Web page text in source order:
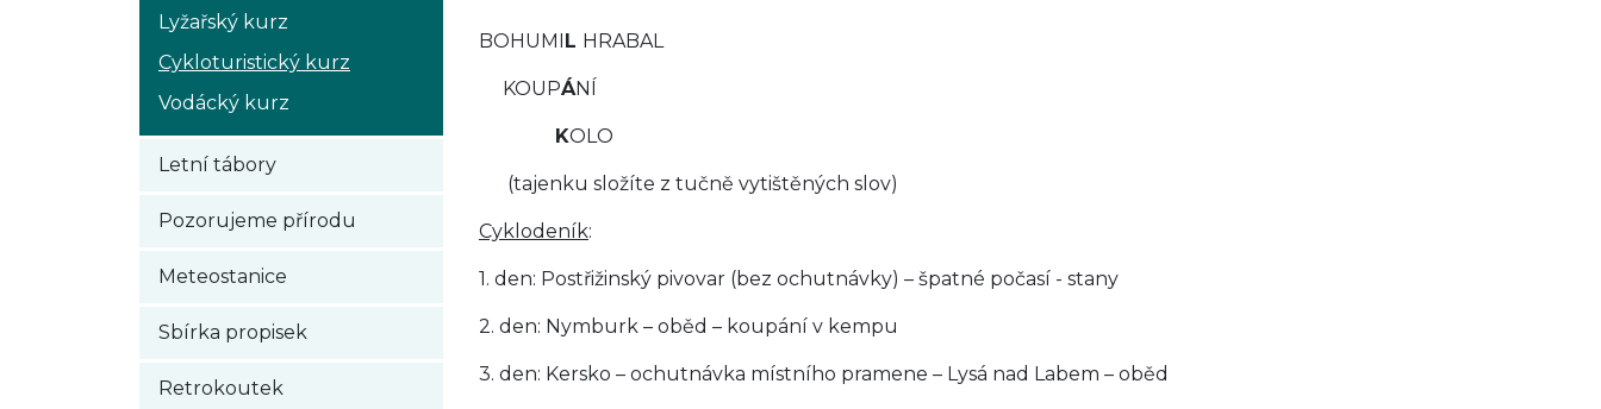
Lyžařský kurz
Cykloturistický kurz
Vodácký kurz
Letní tábory
Pozorujeme přírodu
Meteostanice
Sbírka propisek
Retrokoutek
BOHUMI L HRABAL
KOUPÁNÍ
KOLO
(tajenku složíte z tučně vytištěných slov)
Cyklodeník:
1. den: Postřižinský pivovar (bez ochutnávky) – špatné počasí - stany
2. den: Nymburk – oběd – koupání v kempu
3. den: Kersko – ochutnávka místního pramene – Lysá nad Labem – oběd